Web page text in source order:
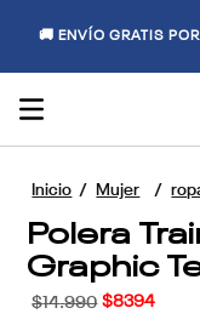
🚚 ENVÍO GRATIS
Mujer
Polera
Graphic
$14.990 $8394